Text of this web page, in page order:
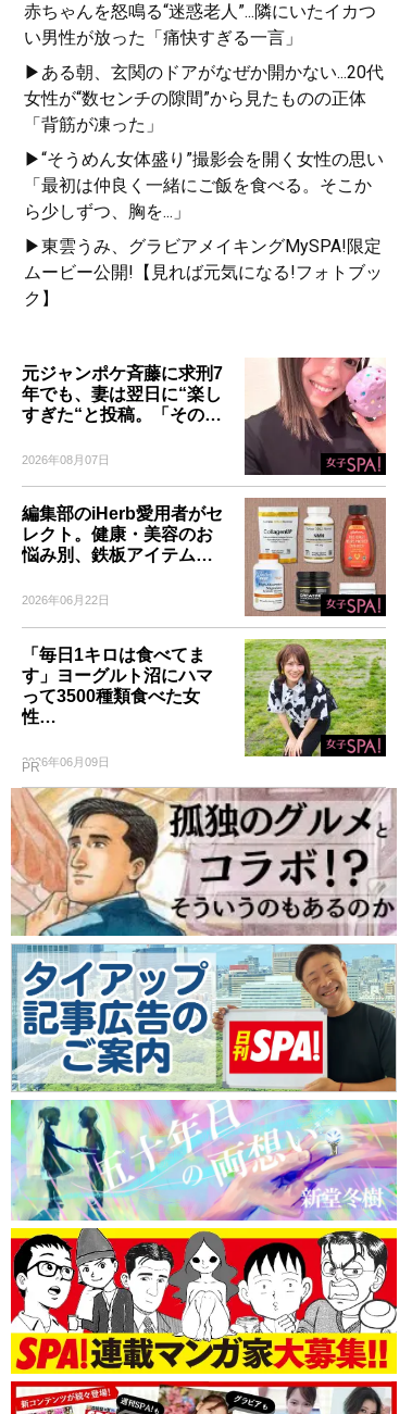
赤ちゃんを怒鳴る“迷惑老人”...隣にいたイカつ
い男性が放った「痛快すぎる一言」
▶ある朝、玄関のドアがなぜか開かない...20代
女性が“数センチの隙間”から見たものの正体
「背筋が凍った」
▶“そうめん女体盛り”撮影会を開く女性の思い
「最初は仲良く一緒にご飯を食べる。そこか
ら少しずつ、胸を...」
▶東雲うみ、グラビアメイキングMySPA!限定
ムービー公開!【見れば元気になる!フォトブッ
ク】
元ジャンポケ斉藤に求刑7
年でも、妻は翌日に“楽し
すぎた“と投稿。「その…
2026年08月07日
編集部のiHerb愛用者がセ
レクト。健康・美容のお
悩み別、鉄板アイテム…
2026年06月22日
「毎日1キロは食べてま
す」ヨーグルト沼にハマ
って3500種類食べた女
性…
2026年06月09日
PR